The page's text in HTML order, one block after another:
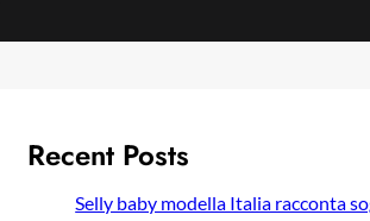
Recent Posts
Selly baby modella Italia racconta